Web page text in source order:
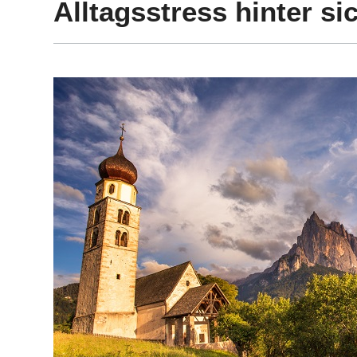
Alltagsstress hinter